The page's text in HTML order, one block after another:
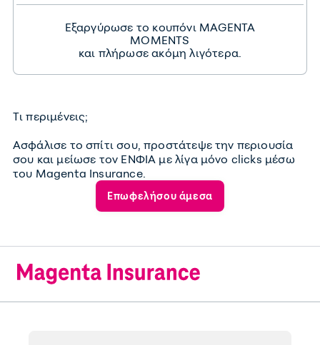
Εξαργύρωσε το κουπόνι MAGENTA
MOMENTS
και πλήρωσε ακόμη λιγότερα.
Τι περιμένεις;
Ασφάλισε το σπίτι σου, προστάτεψε την περιουσία
σου και μείωσε τον ΕΝΦΙΑ με λίγα μόνο clicks μέσω
του Magenta Insurance.
Επωφελήσου άμεσα